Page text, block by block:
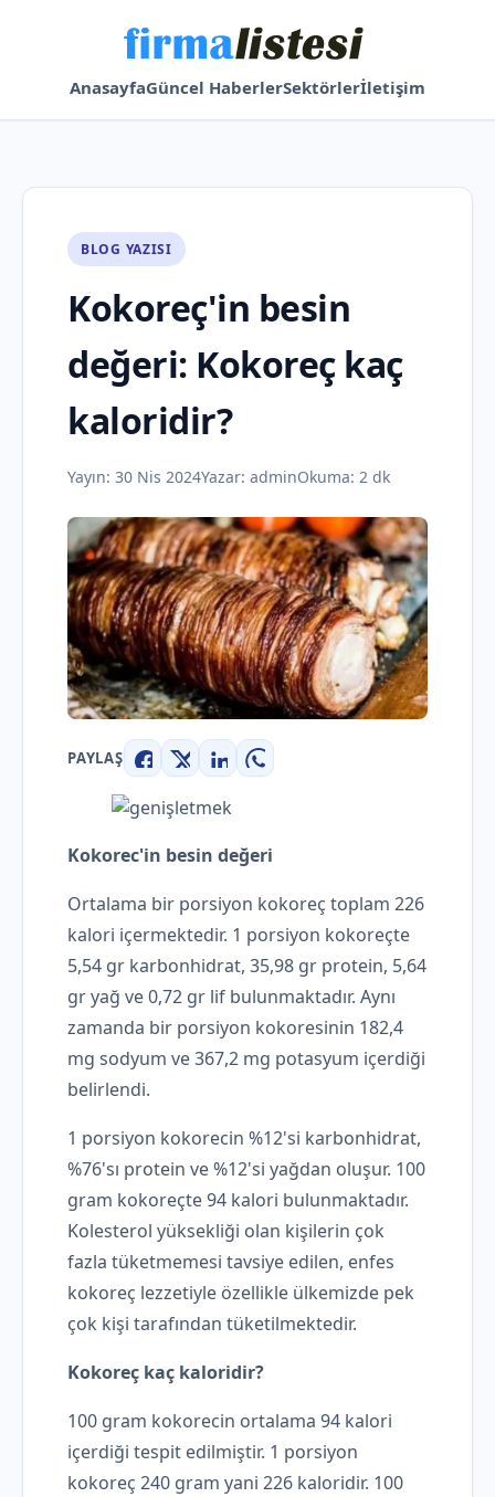
AnasayfaGüncel HaberlerSektörlerİletişim
BLOG YAZISI
Kokoreç'in besin
değeri: Kokoreç kaç
kaloridir?
Yayın: 30 Nis 2024Yazar: adminOkuma: 2 dk
PAYLAŞ
Facebook
X LinkedInWhatsApp
Kokorec'in besin değeri
Ortalama bir porsiyon kokoreç toplam 226
kalori içermektedir. 1 porsiyon kokoreçte
5,54 gr karbonhidrat, 35,98 gr protein, 5,64
gr yağ ve 0,72 gr lif bulunmaktadır. Aynı
zamanda bir porsiyon kokoresinin 182,4
mg sodyum ve 367,2 mg potasyum içerdiği
belirlendi.
1 porsiyon kokorecin %12'si karbonhidrat,
%76'sı protein ve %12'si yağdan oluşur. 100
gram kokoreçte 94 kalori bulunmaktadır.
Kolesterol yüksekliği olan kişilerin çok
fazla tüketmemesi tavsiye edilen, enfes
kokoreç lezzetiyle özellikle ülkemizde pek
çok kişi tarafından tüketilmektedir.
Kokoreç kaç kaloridir?
100 gram kokorecin ortalama 94 kalori
içerdiği tespit edilmiştir. 1 porsiyon
kokoreç 240 gram yani 226 kaloridir. 100